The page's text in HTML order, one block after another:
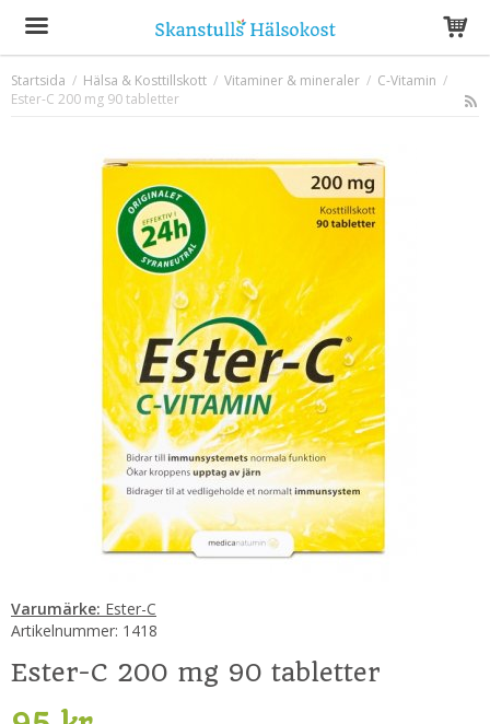
Produkten har blivit tillagd i varukorgen
Startsida / Hälsa & Kosttillskott / Vitaminer & mineraler / C-Vitamin /
Ester-C 200 mg 90 tabletter
Varumärke: Ester-C
Artikelnummer: 1418
Ester-C 200 mg 90 tabletter